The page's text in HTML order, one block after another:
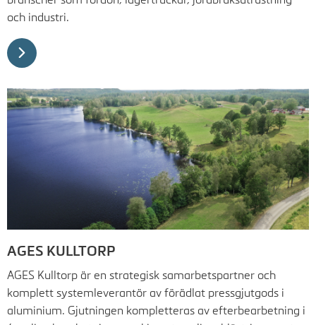
och industri.
AGES KULLTORP
AGES Kulltorp är en strategisk samarbetspartner och
komplett systemleverantör av förädlat pressgjutgods i
aluminium. Gjutningen kompletteras av efterbearbetning i